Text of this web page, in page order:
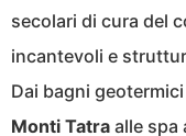
secolari di cura del
incantevoli e
Dai bagni
Monti Tatra alle spa